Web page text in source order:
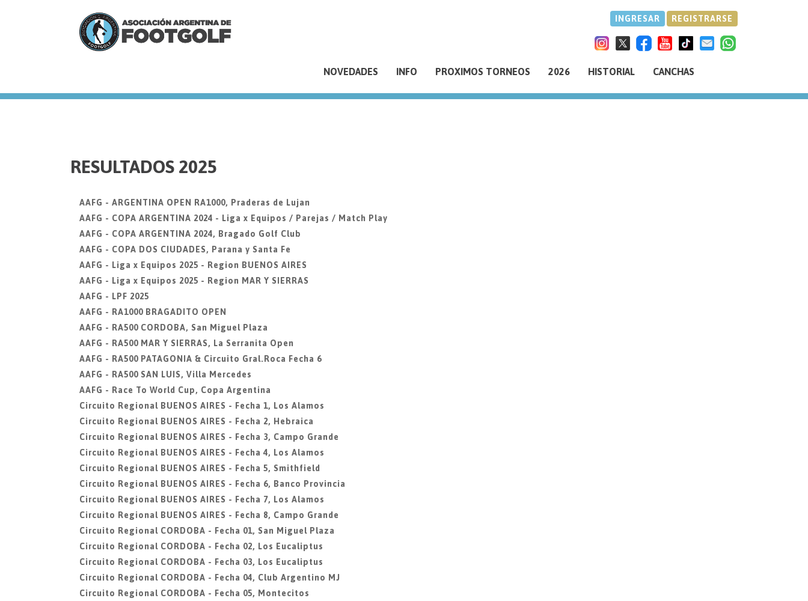
we
INGRESAR REGISTRARSE
NOVEDADES INFO PROXIMOS TORNEOS 2026 HISTORIAL CANCHAS
RESULTADOS 2025
AAFG - ARGENTINA OPEN RA1000, Praderas de Lujan
AAFG - COPA ARGENTINA 2024 - Liga x Equipos / Parejas / Match Play
AAFG - COPA ARGENTINA 2024, Bragado Golf Club
AAFG - COPA DOS CIUDADES, Parana y Santa Fe
AAFG - Liga x Equipos 2025 - Region BUENOS AIRES
AAFG - Liga x Equipos 2025 - Region MAR Y SIERRAS
AAFG - LPF 2025
AAFG - RA1000 BRAGADITO OPEN
AAFG - RA500 CORDOBA, San Miguel Plaza
AAFG - RA500 MAR Y SIERRAS, La Serranita Open
AAFG - RA500 PATAGONIA & Circuito Gral.Roca Fecha 6
AAFG - RA500 SAN LUIS, Villa Mercedes
AAFG - Race To World Cup, Copa Argentina
Circuito Regional BUENOS AIRES - Fecha 1, Los Alamos
Circuito Regional BUENOS AIRES - Fecha 2, Hebraica
Circuito Regional BUENOS AIRES - Fecha 3, Campo Grande
Circuito Regional BUENOS AIRES - Fecha 4, Los Alamos
Circuito Regional BUENOS AIRES - Fecha 5, Smithfield
Circuito Regional BUENOS AIRES - Fecha 6, Banco Provincia
Circuito Regional BUENOS AIRES - Fecha 7, Los Alamos
Circuito Regional BUENOS AIRES - Fecha 8, Campo Grande
Circuito Regional CORDOBA - Fecha 01, San Miguel Plaza
Circuito Regional CORDOBA - Fecha 02, Los Eucaliptus
Circuito Regional CORDOBA - Fecha 03, Los Eucaliptus
Circuito Regional CORDOBA - Fecha 04, Club Argentino MJ
Circuito Regional CORDOBA - Fecha 05, Montecitos